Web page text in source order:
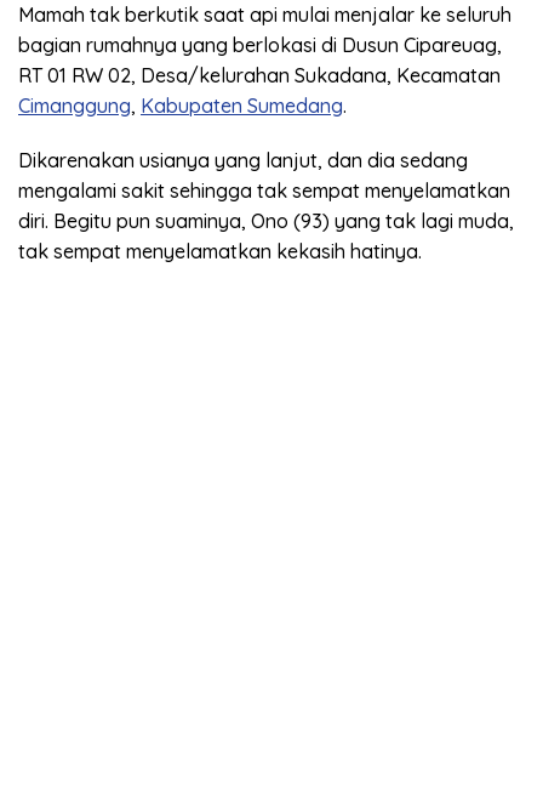
Mamah tak berkutik saat api mulai menjalar ke seluruh
bagian rumahnya yang berlokasi di Dusun Cipareuag,
RT 01 RW 02, Desa/kelurahan Sukadana, Kecamatan
Cimanggung, Kabupaten Sumedang.
Dikarenakan usianya yang lanjut, dan dia sedang
mengalami sakit sehingga tak sempat menyelamatkan
diri. Begitu pun suaminya, Ono (93) yang tak lagi muda,
tak sempat menyelamatkan kekasih hatinya.